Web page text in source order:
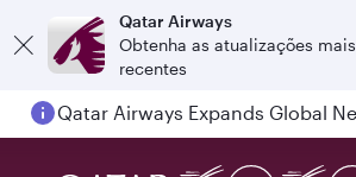
Qatar Airways
Obtenha as atualizações mais
recentes